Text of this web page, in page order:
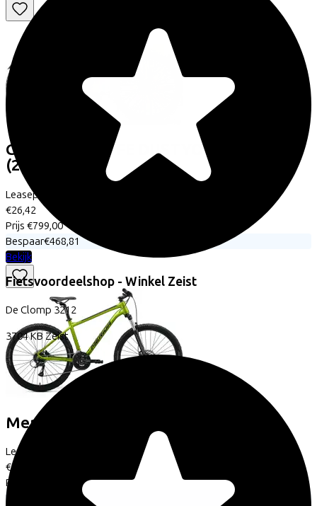
Fietsvoordeelshop - Winkel Zeist
De Clomp 3212
3704 KB Zeist
Cube
AIM SLX FE DUSTYOLIVE/GOLD
(2026)
Leaseprijs p/m vanaf
€26,42
Prijs €799,00
Bespaar€468,81
Bekijk
Merida
Leaseprijs p/m vanaf
€23,42
Prijs
Bespaar